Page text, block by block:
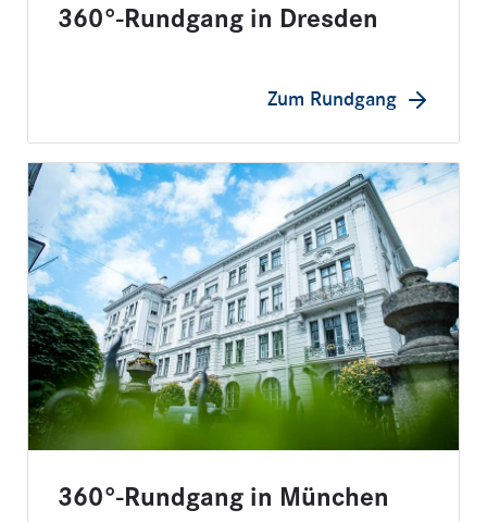
360°-Rundgang in Dresden
Zum Rundgang
360°-Rundgang in München